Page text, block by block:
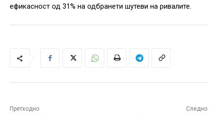
ефикасност од 31% на одбранети шутеви на ривалите.
Претходно Следно